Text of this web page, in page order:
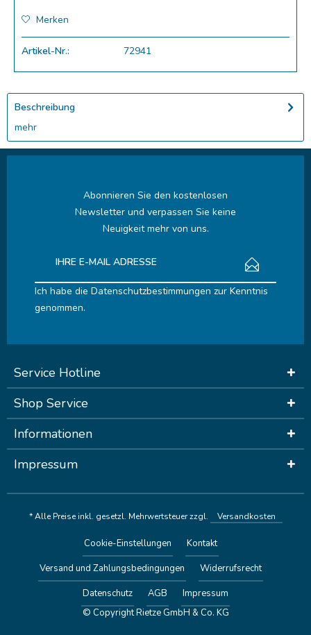
Merken
Artikel-Nr.: 72941
Beschreibung
mehr
Abonnieren Sie den kostenlosen
Newsletter und verpassen Sie keine
Neuigkeit mehr von uns.
Ich habe die Datenschutzbestimmungen zur Kenntnis
genommen.
Service Hotline
Shop Service
Informationen
Impressum
* Alle Preise inkl. gesetzl. Mehrwertsteuer zzgl. Versandkosten
Cookie-Einstellungen
Kontakt
Versand und Zahlungsbedingungen
Widerrufsrecht
Datenschutz
AGB
Impressum
© Copyright Rietze GmbH & Co. KG